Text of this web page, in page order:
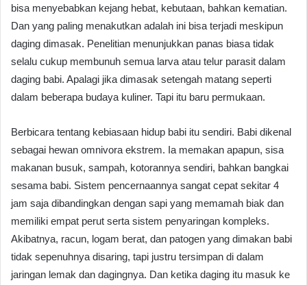
bisa menyebabkan kejang hebat, kebutaan, bahkan kematian.
Dan yang paling menakutkan adalah ini bisa terjadi meskipun
daging dimasak. Penelitian menunjukkan panas biasa tidak
selalu cukup membunuh semua larva atau telur parasit dalam
daging babi. Apalagi jika dimasak setengah matang seperti
dalam beberapa budaya kuliner. Tapi itu baru permukaan.
Berbicara tentang kebiasaan hidup babi itu sendiri. Babi dikenal
sebagai hewan omnivora ekstrem. Ia memakan apapun, sisa
makanan busuk, sampah, kotorannya sendiri, bahkan bangkai
sesama babi. Sistem pencernaannya sangat cepat sekitar 4
jam saja dibandingkan dengan sapi yang memamah biak dan
memiliki empat perut serta sistem penyaringan kompleks.
Akibatnya, racun, logam berat, dan patogen yang dimakan babi
tidak sepenuhnya disaring, tapi justru tersimpan di dalam
jaringan lemak dan dagingnya. Dan ketika daging itu masuk ke